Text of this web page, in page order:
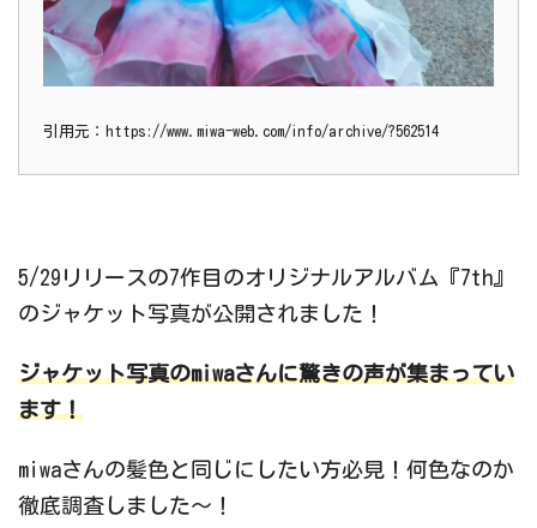
引用元：https://www.miwa-web.com/info/archive/?562514
5/29リリースの7作目のオリジナルアルバム『7th』
のジャケット写真が公開されました！
ジャケット写真のmiwaさんに驚きの声が集まってい
ます！
miwaさんの髪色と同じにしたい方必見！何色なのか
徹底調査しました～！